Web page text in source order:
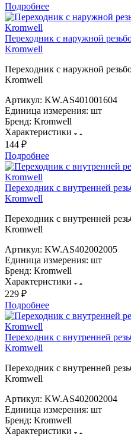
Подробнее
Переходник с наружной
Kromwell
Переходник с наружной
Kromwell
Артикул: KW.AS401001604
Единица измерения: шт
Бренд: Kromwell
Характеристики
144 ₽
Подробнее
Переходник с внутренней
Kromwell
Переходник с внутренней
Kromwell
Артикул: KW.AS402002005
Единица измерения: шт
Бренд: Kromwell
Характеристики
229 ₽
Подробнее
Переходник с внутренней
Kromwell
Переходник с внутренней
Kromwell
Артикул: KW.AS402002004
Единица измерения: шт
Бренд: Kromwell
Характеристики